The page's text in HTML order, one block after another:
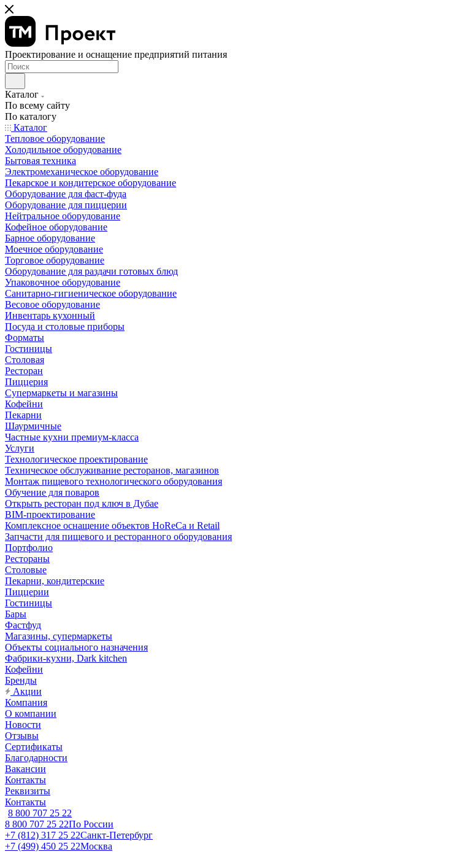
Проектирование и оснащение предприятий питания
Каталог
По всему сайту
По каталогу
Каталог
Тепловое оборудование
Холодильное оборудование
Бытовая техника
Электромеханическое оборудование
Пекарское и кондитерское оборудование
Оборудование для фаст-фуда
Оборудование для пиццерии
Нейтральное оборудование
Кофейное оборудование
Барное оборудование
Моечное оборудование
Торговое оборудование
Оборудование для раздачи готовых блюд
Упаковочное оборудование
Санитарно-гигиеническое оборудование
Весовое оборудование
Инвентарь кухонный
Посуда и столовые приборы
Форматы
Гостиницы
Столовая
Ресторан
Пиццерия
Супермаркеты и магазины
Кофейни
Пекарни
Шаурмичные
Частные кухни премиум-класса
Услуги
Технологическое проектирование
Техническое обслуживание ресторанов, магазинов
Монтаж пищевого технологического оборудования
Обучение для поваров
Открыть ресторан под ключ в Дубае
BIM-проектирование
Комплексное оснащение объектов HoReCa и Retail
Запчасти для пищевого и ресторанного оборудования
Портфолио
Рестораны
Столовые
Пекарни, кондитерские
Пиццерии
Гостиницы
Бары
Фастфуд
Магазины, супермаркеты
Объекты социального назначения
Фабрики-кухни, Dark kitchen
Кофейни
Бренды
Акции
Компания
О компании
Новости
Отзывы
Сертификаты
Благодарности
Вакансии
Контакты
Реквизиты
Контакты
8 800 707 25 22
8 800 707 25 22По России
+7 (812) 317 25 22Санкт-Петербург
+7 (499) 450 25 22Москва